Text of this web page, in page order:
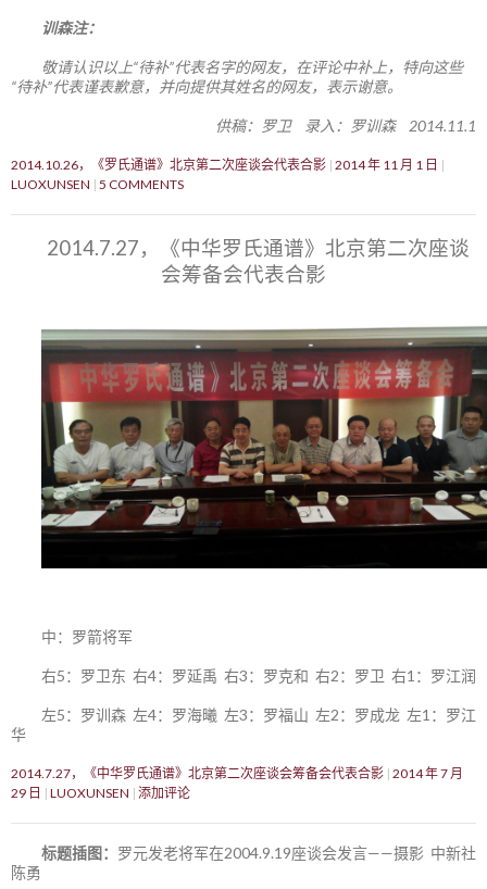
训森注：
敬请认识以上“待补”代表名字的网友，在评论中补上，特向这些
“待补”代表谨表歉意，并向提供其姓名的网友，表示谢意。
供稿：罗卫 录入：罗训森 2014.11.1
2014.10.26，《罗氏通谱》北京第二次座谈会代表合影 2014 年 11 月 1 日
LUOXUNSEN 5 COMMENTS
2014.7.27，《中华罗氏通谱》北京第二次座谈
会筹备会代表合影
中：罗箭将军
右5：罗卫东 右4：罗延禹 右3：罗克和 右2：罗卫 右1：罗江润
左5：罗训森 左4：罗海曦 左3：罗福山 左2：罗成龙 左1：罗江
华
2014.7.27，《中华罗氏通谱》北京第二次座谈会筹备会代表合影 2014 年 7 月
29 日
LUOXUNSEN 添加评论
标题插图： 罗元发老将军在2004.9.19座谈会发言——摄影 中新社
陈勇